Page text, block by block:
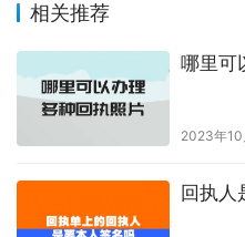
相关推荐
哪里可
2023年10
回执人